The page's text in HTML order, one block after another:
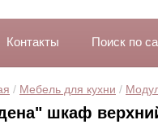
Контакты Поиск по
/ Мебель для кухни /
шкаф